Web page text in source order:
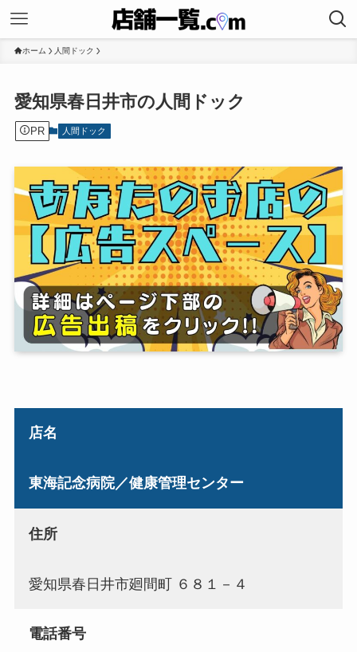
ホーム 人間ドック
愛知県春日井市の人間ドック
PR 人間ドック
店名
東海記念病院／健康管理センター
住所
愛知県春日井市廻間町 ６８１－４
電話番号